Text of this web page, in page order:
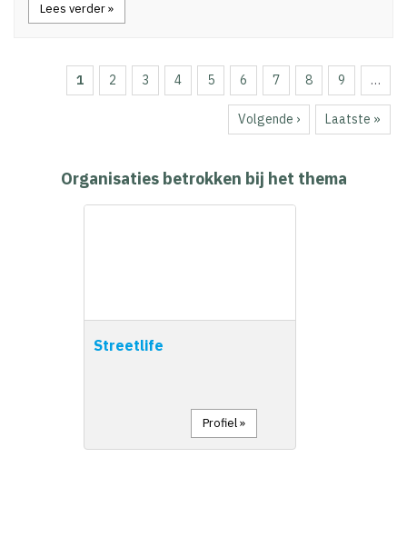
Lees verder »
PagineringHuidige
pagina
1 Page
2 Page
3 Page
4 Page
5 Page
6 Page
7 Page
8 Page
9 …
Volgende
pagina
Volgende ›
Laatste
pagina
Laatste »
Organisaties betrokken bij het thema
Streetlife
Profiel »